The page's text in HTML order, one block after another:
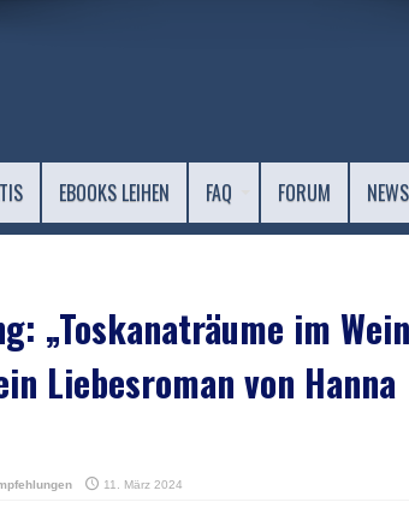
EBOOKS LEIHEN FAQ FORUM
„Toskanaträume im
Liebesroman von Hanna
11. März 2024